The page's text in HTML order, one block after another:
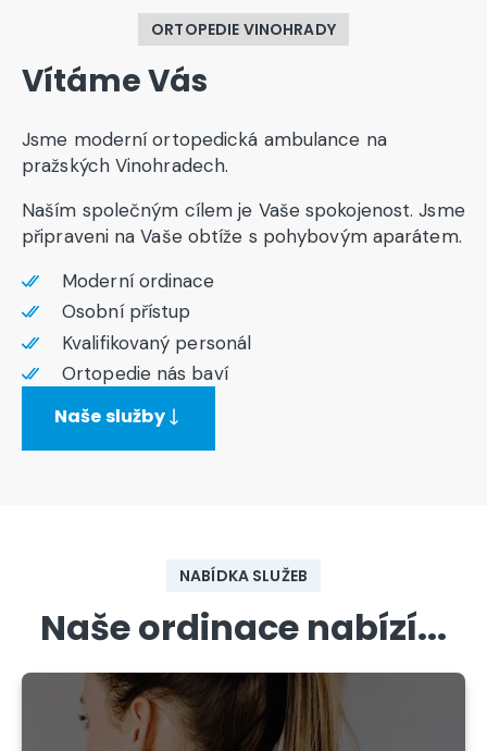
ORTOPEDIE VINOHRADY
VítámeVás
Jsme moderní ortopedická ambulance na
pražských Vinohradech.
Naším společným cílem je Vaše spokojenost. Jsme
připraveni na Vaše obtíže s pohybovým aparátem.
Moderní ordinace
Osobní přístup
Kvalifikovaný personál
Ortopedie nás baví
Naše služby
NABÍDKA SLUŽEB
Našeordinace nabízí...